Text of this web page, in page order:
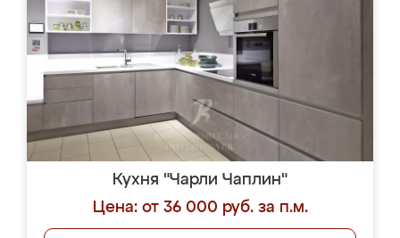
Кухня "Чарли Чаплин"
Цена: от 36 000 руб. за п.м.